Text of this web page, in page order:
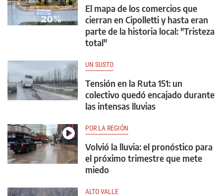
El mapa de los comercios que
cierran en Cipolletti y hasta eran
parte de la historia local: "Tristeza
total"
UN SUSTO
Tensión en la Ruta 151: un
colectivo quedó encajado durante
las intensas lluvias
POR LA REGIÓN
Volvió la lluvia: el pronóstico para
el próximo trimestre que mete
miedo
ALTO VALLE